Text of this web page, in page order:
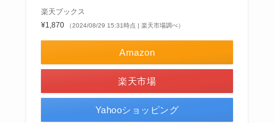
楽天ブックス
¥1,870
（2024/08/29 15:31時点 | 楽天市場調べ）
Amazon
楽天市場
Yahooショッピング